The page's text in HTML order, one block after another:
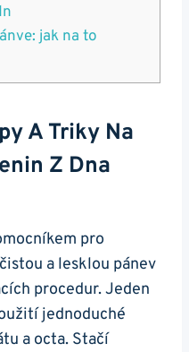
jak na to
A⁢ Triky Na
Z Dna
pro
a lesklou pánev
procedur. Jeden
jednoduché
a ⁢octa. ‌Stačí‍